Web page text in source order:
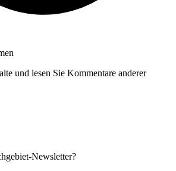
und lesen Sie Kommentare anderer
Newsletter?